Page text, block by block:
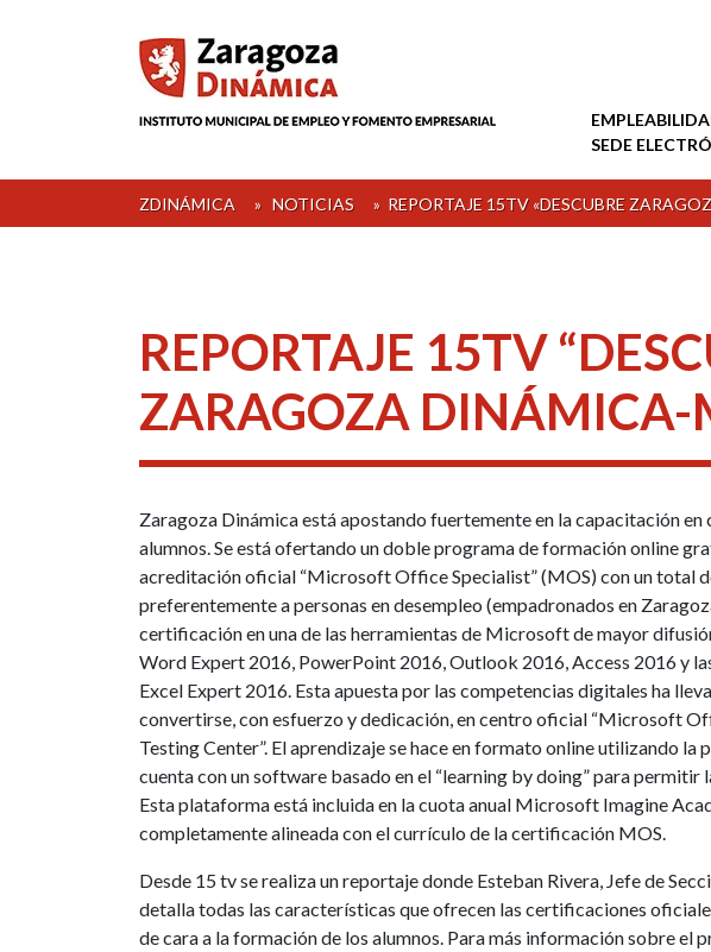
SEDE
ZDINÁMICA » NOTICIAS » REPORTAJE 15TV «DESCUBRE
REPORTAJE 15TV
ZARAGOZA DINÁMICA-
Zaragoza Dinámica está apostando fuertemente en la capacitación
alumnos. Se está ofertando un doble programa de formación online
acreditación oficial “Microsoft Office Specialist” (MOS) con un total
preferentemente a personas en desempleo (empadronados en
certificación en una de las herramientas de Microsoft de mayor
Word Expert 2016, PowerPoint 2016, Outlook 2016, Access 2016 y
Excel Expert 2016. Esta apuesta por las competencias digitales ha
convertirse, con esfuerzo y dedicación, en centro oficial “Microsoft
Testing Center”. El aprendizaje se hace en formato online utilizando la
cuenta con un software basado en el “learning by doing” para permitir
Esta plataforma está incluida en la cuota anual Microsoft Imagine
completamente alineada con el currículo de la certificación MOS.
Desde 15 tv se realiza un reportaje donde Esteban Rivera, Jefe de
detalla todas las características que ofrecen las certificaciones
de cara a la formación de los alumnos. Para más información sobre el